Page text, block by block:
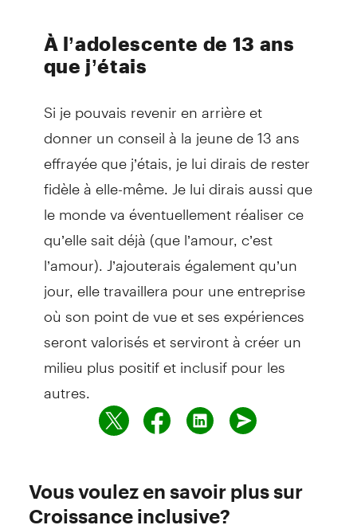
À l’adolescente de 13 ans
que j’étais
Si je pouvais revenir en arrière et
donner un conseil à la jeune de 13 ans
effrayée que j’étais, je lui dirais de rester
fidèle à elle-même. Je lui dirais aussi que
le monde va éventuellement réaliser ce
qu’elle sait déjà (que l’amour, c’est
l’amour). J’ajouterais également qu’un
jour, elle travaillera pour une entreprise
où son point de vue et ses expériences
seront valorisés et serviront à créer un
milieu plus positif et inclusif pour les
autres.
Vous voulez en savoir plus sur
Croissance inclusive?